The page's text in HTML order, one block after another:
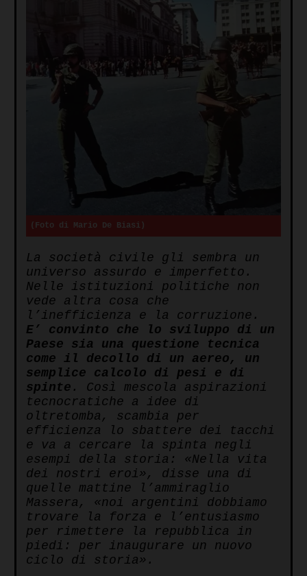
(Foto di Mario De Biasi)
La società civile gli sembra un
universo assurdo e imperfetto.
Nelle istituzioni politiche non
vede altra cosa che
l’inefficienza e la corruzione.
E’ convinto che lo sviluppo di un
Paese sia una questione tecnica
come il decollo di un aereo, un
semplice calcolo di pesi e di
spinte . Così mescola aspirazioni
tecnocratiche a idee di
oltretomba, scambia per
efficienza lo sbattere dei tacchi
e va a cercare la spinta negli
esempi della storia: «Nella vita
dei nostri eroi», disse una di
quelle mattine l’ammiraglio
Massera, «noi argentini dobbiamo
trovare la forza e l’entusiasmo
per rimettere la repubblica in
piedi: per inaugurare un nuovo
ciclo di storia».